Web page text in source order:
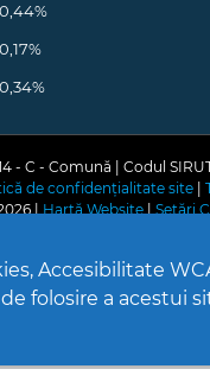
Accesibilitate
a acestui
%
%
%
- C - Comună | Codul
de confidențialitate site
|Hartă Website|Setări